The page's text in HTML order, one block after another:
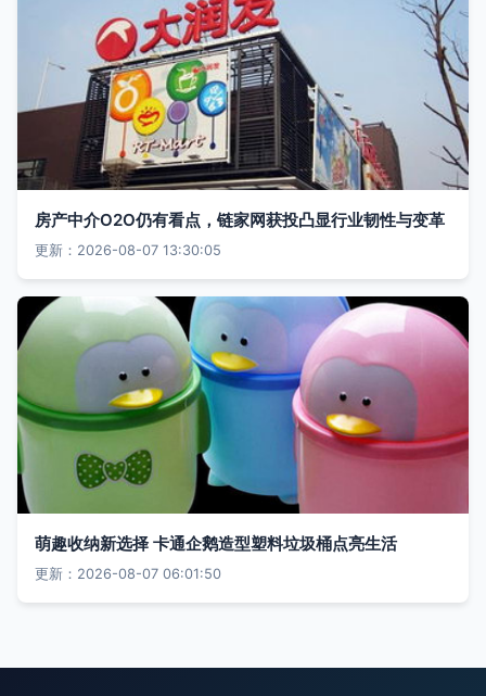
房产中介O2O仍有看点，链家网获投凸显行业韧性与变革
更新：2026-08-07 13:30:05
萌趣收纳新选择 卡通企鹅造型塑料垃圾桶点亮生活
更新：2026-08-07 06:01:50